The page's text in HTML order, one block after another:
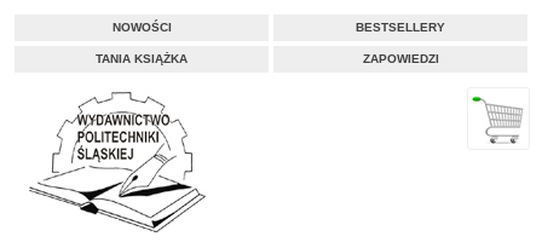
NOWOŚCI BESTSELLERY
TANIA KSIĄŻKA ZAPOWIEDZI